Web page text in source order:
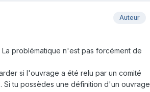
Auteur
problématique n'est pas forcément de
si l'ouvrage a été relu par un comité
Si tu possèdes une définition d'un ouvrage